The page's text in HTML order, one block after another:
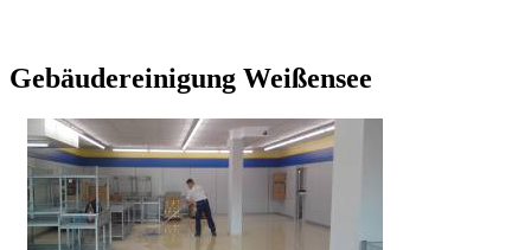
Gebäudereinigung Weißensee